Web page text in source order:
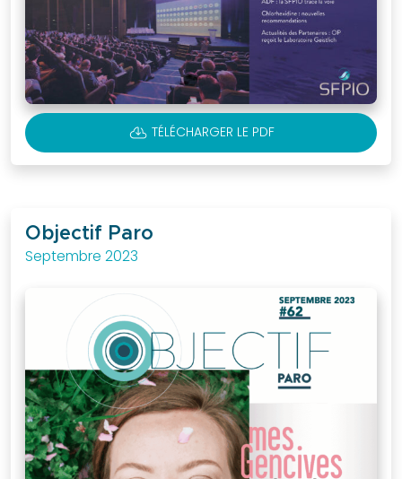
CLOUD_DOWNLOAD TÉLÉCHARGER LE PDF
Objectif Paro
Septembre 2023